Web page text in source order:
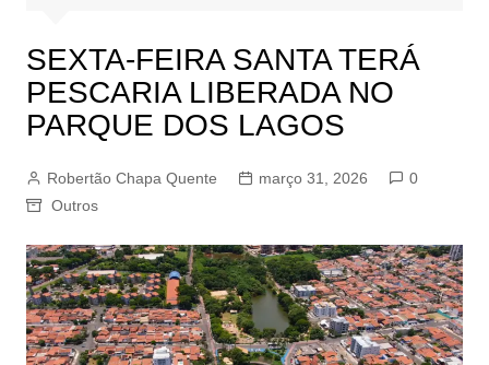
SEXTA-FEIRA SANTA TERÁ
PESCARIA LIBERADA NO
PARQUE DOS LAGOS
Robertão Chapa Quente março 31, 2026
0
Outros